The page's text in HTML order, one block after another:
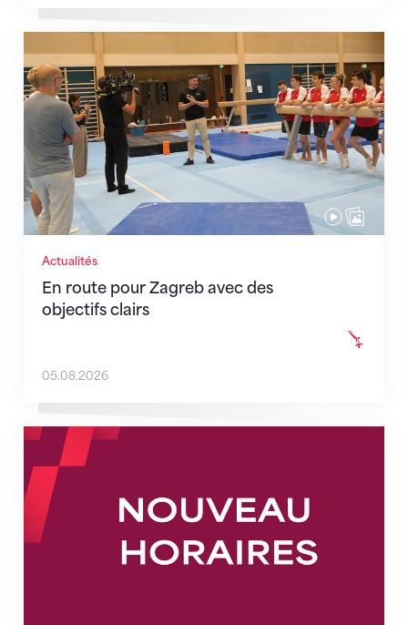
Actualités
En route pour Zagreb avec des
objectifs clairs
En route pour Zagreb avec des objectifs clairs
05.08.2026
Nouveaux horaires du secrétariat dès le 1er août